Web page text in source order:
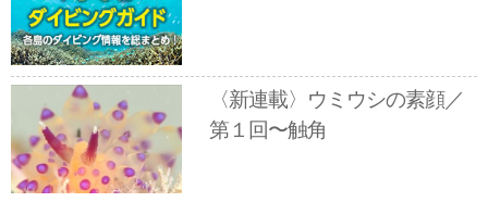
〈新連載〉ウミウシの素顔／
第１回〜触角